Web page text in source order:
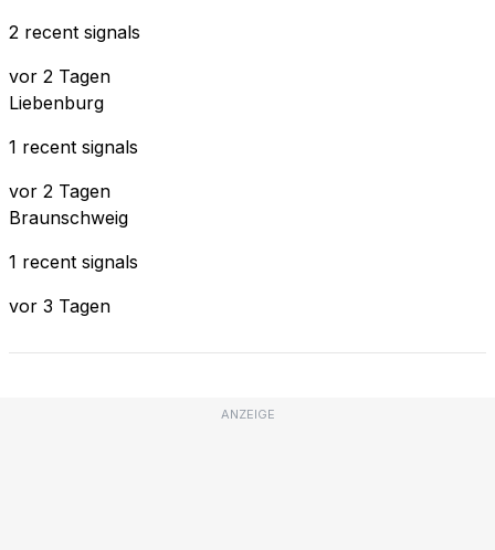
2 recent signals
vor 2 Tagen
Liebenburg
1 recent signals
vor 2 Tagen
Braunschweig
1 recent signals
vor 3 Tagen
ANZEIGE